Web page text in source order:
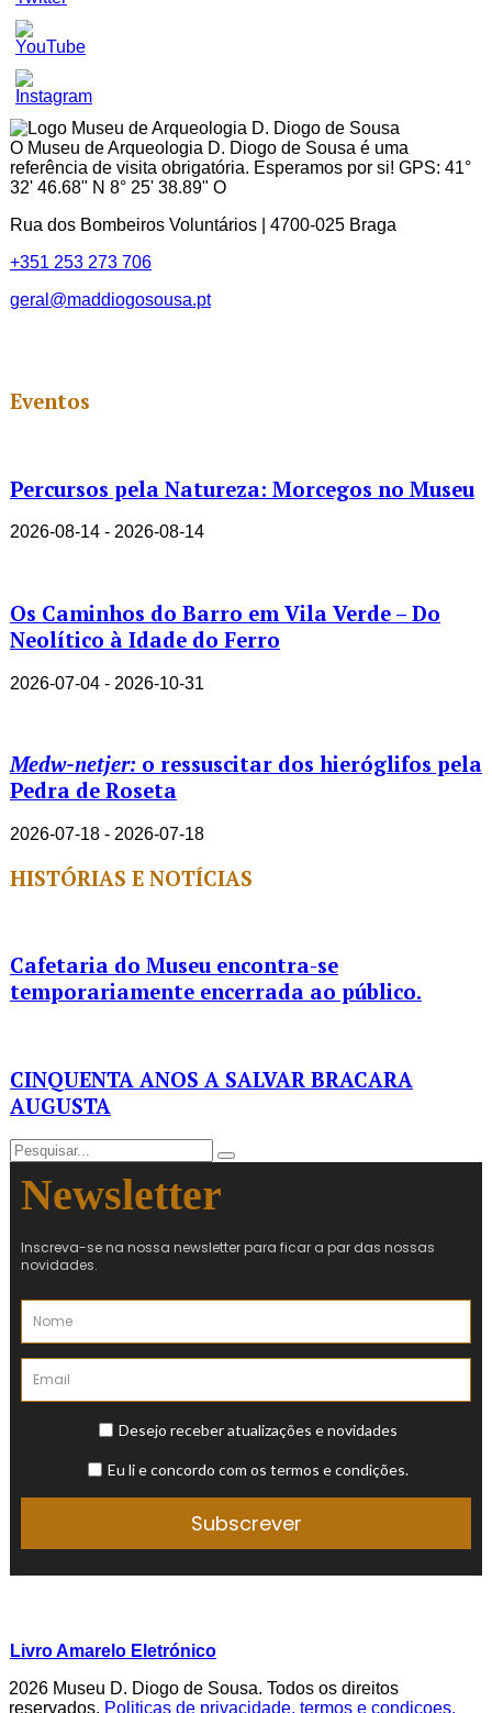
Set
Youtube
Channel
ID
O Museu de Arqueologia D. Diogo de Sousa é uma
referência de visita obrigatória. Esperamos por si! GPS: 41°
32' 46.68" N 8° 25' 38.89" O
Rua dos Bombeiros Voluntários | 4700-025 Braga
+351 253 273 706
geral@maddiogosousa.pt
Eventos
Percursos pela Natureza: Morcegos no Museu
2026-08-14 - 2026-08-14
Os Caminhos do Barro em Vila Verde – Do
Neolítico à Idade do Ferro
2026-07-04 - 2026-10-31
Medw-netjer: o ressuscitar dos hieróglifos pela
Pedra de Roseta
2026-07-18 - 2026-07-18
HISTÓRIAS E NOTÍCIAS
Cafetaria do Museu encontra-se
temporariamente encerrada ao público.
CINQUENTA ANOS A SALVAR BRACARA
AUGUSTA
Livro Amarelo Eletrónico
2026 Museu D. Diogo de Sousa. Todos os direitos
reservados. Politicas de privacidade, termos e condicoes.